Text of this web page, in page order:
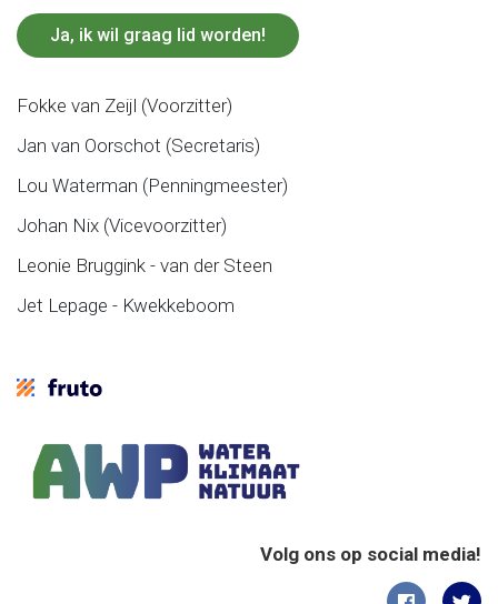
Ja, ik wil graag lid worden!
Fokke van Zeijl (Voorzitter)
Jan van Oorschot (Secretaris)
Lou Waterman (Penningmeester)
Johan Nix (Vicevoorzitter)
Leonie Bruggink - van der Steen
Jet Lepage - Kwekkeboom
Volg ons op social media!